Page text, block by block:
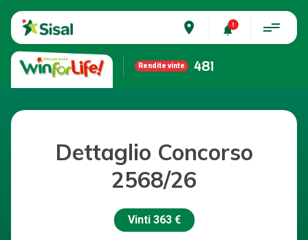
place
Rendite vinte 481
Dettaglio Concorso
2568/26
Vinti 363 €